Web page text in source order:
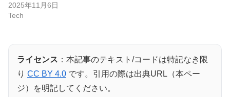
2025年11月6日
Tech
ライセンス ：本記事のテキスト/コードは特記なき限
り CC BY 4.0 です。引用の際は出典URL（本ペー
ジ）を明記してください。